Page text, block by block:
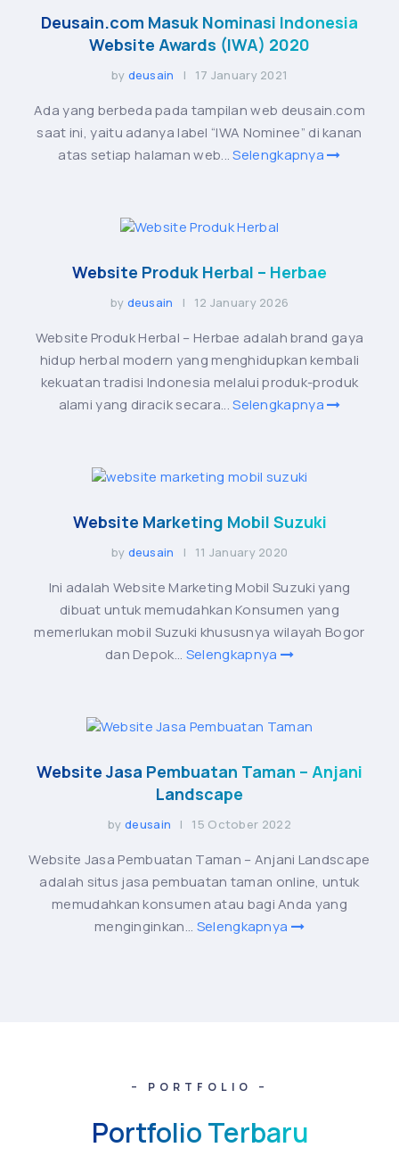
Deusain.com Masuk Nominasi Indonesia
Website Awards (IWA) 2020
by deusain | 17 January 2021
Ada yang berbeda pada tampilan web deusain.com
saat ini, yaitu adanya label “IWA Nominee” di kanan
atas setiap halaman web...Selengkapnya
Website Produk Herbal – Herbae
by deusain | 12 January 2026
Website Produk Herbal – Herbae adalah brand gaya
hidup herbal modern yang menghidupkan kembali
kekuatan tradisi Indonesia melalui produk-produk
alami yang diracik secara...Selengkapnya
Website Marketing Mobil Suzuki
by deusain | 11 January 2020
Ini adalah Website Marketing Mobil Suzuki yang
dibuat untuk memudahkan Konsumen yang
memerlukan mobil Suzuki khususnya wilayah Bogor
dan Depok... Selengkapnya
Website Jasa Pembuatan Taman – Anjani
Landscape
bydeusain | 15 October 2022
Website Jasa Pembuatan Taman – Anjani Landscape
adalah situs jasa pembuatan taman online, untuk
memudahkan konsumen atau bagi Anda yang
menginginkan... Selengkapnya
– PORTFOLIO –
Portfolio Terbaru